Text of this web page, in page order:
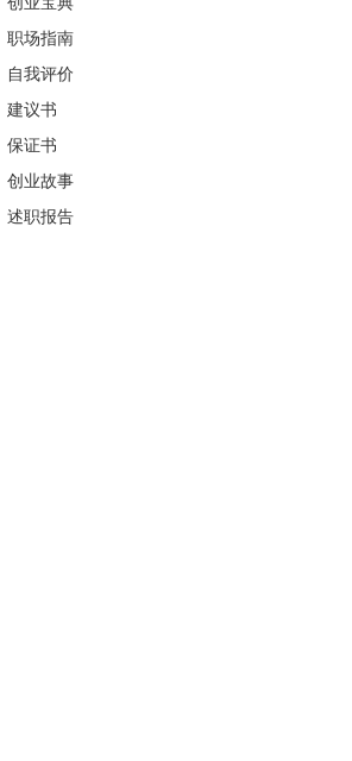
职场指南
自我评价
建议书
保证书
创业故事
述职报告